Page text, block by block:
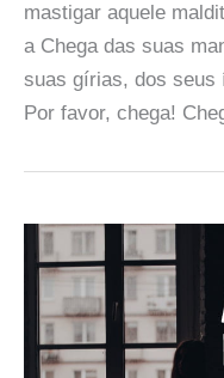
mastigar aquele
a Chega das suas
suas gírias, dos seus
Por favor, chega!